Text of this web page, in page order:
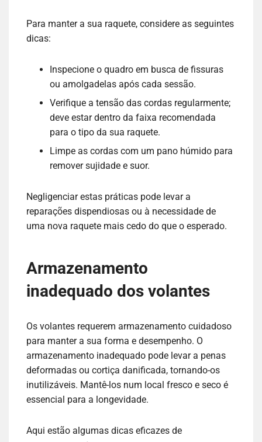
Para manter a sua raquete, considere as seguintes
dicas:
Inspecione o quadro em busca de fissuras
ou amolgadelas após cada sessão.
Verifique a tensão das cordas regularmente;
deve estar dentro da faixa recomendada
para o tipo da sua raquete.
Limpe as cordas com um pano húmido para
remover sujidade e suor.
Negligenciar estas práticas pode levar a
reparações dispendiosas ou à necessidade de
uma nova raquete mais cedo do que o esperado.
Armazenamento
inadequado dos volantes
Os volantes requerem armazenamento cuidadoso
para manter a sua forma e desempenho. O
armazenamento inadequado pode levar a penas
deformadas ou cortiça danificada, tornando-os
inutilizáveis. Mantê-los num local fresco e seco é
essencial para a longevidade.
Aqui estão algumas dicas eficazes de